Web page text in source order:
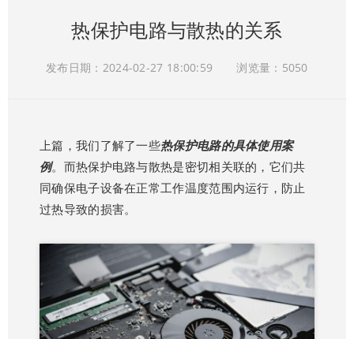
热保护电路与散热的关系
发布日期：2024-02-27 18:00:59 浏览量：5050
上篇，我们了解了一些热保护电路的具体使用案
例。而热保护电路与散热是密切相关联的，它们共
同确保电子设备在正常工作温度范围内运行，防止
过热导致的损害。